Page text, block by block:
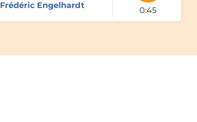
Frédéric Engelhardt
0:45